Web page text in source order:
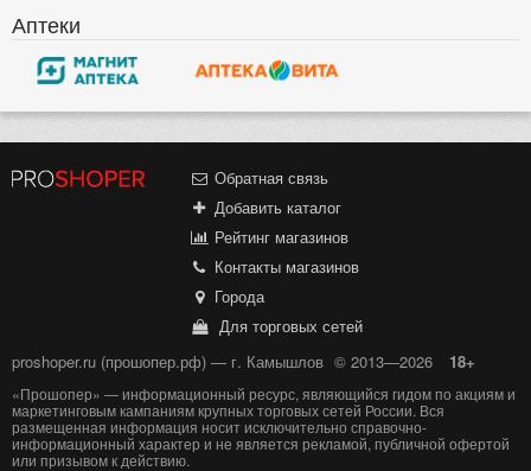
Аптеки
Обратная связь
Добавить каталог
Рейтинг магазинов
Контакты магазинов
Города
Для торговых сетей
proshoper.ru (прошопер.рф) — г. Камышлов © 2013—2026 18+
«Прошопер» — информационный ресурс, являющийся гидом по акциям и
маркетинговым кампаниям крупных торговых сетей России. Вся
размещенная информация носит исключительно справочно-
информационный характер и не является рекламой, публичной офертой
или призывом к действию.